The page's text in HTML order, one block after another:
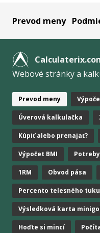
Prevod meny
Webové stránky a
Prevod meny
Úverová kalkulačka
Kúpiť alebo prenajať?
Výpočet BMI
1RM Obvod pása
Percento telesného tuku
Výsledková karta
Hoďte si mincí